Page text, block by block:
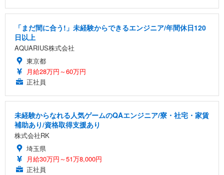
「まだ間に合う!」未経験からできるエンジニア/年間休日120
日以上
AQUARIUS株式会社
東京都
月給28万円～60万円
正社員
未経験からなれる人気ゲームのQAエンジニア/寮・社宅・家賃
補助あり/資格取得支援あり
株式会社RK
埼玉県
月給30万円～51万8,000円
正社員